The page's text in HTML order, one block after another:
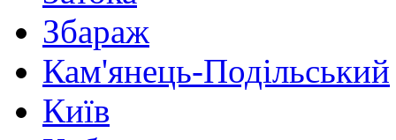
Збараж
Кам'янець-Подільський
Київ